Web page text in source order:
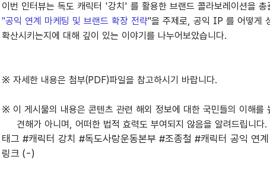
이번 인터뷰는 독도 캐릭터 '강치' 를 활용한 브랜드 콜라보레이션을
"공익 연계 마케팅 및 브랜드 확장 전략"을 주제로, 공익 IP 를 어떻게
확산시키는지에 대해 깊이 있는 이야기를 나누어보았습니다.
※ 자세한 내용은 첨부(PDF)파일을 참고하시기 바랍니다.
※ 이 게시물의 내용은 콘텐츠 관련 해외 정보에 대한 국민들의 이해를
견해가 아니며, 어떠한 법적 효력도 부여되지 않음을 알려드립니다.
태그 #캐릭터 강치 #독도사랑운동본부 #조종철 #캐릭터 공익 연계
링크 (-)